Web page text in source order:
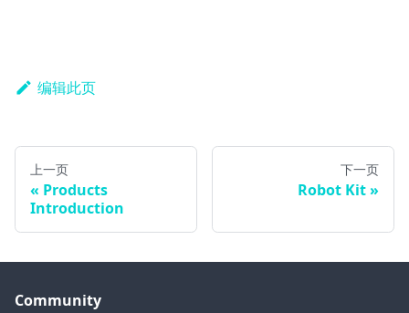
编辑此页
上一页
Products
Introduction
下一页
Robot Kit
Community